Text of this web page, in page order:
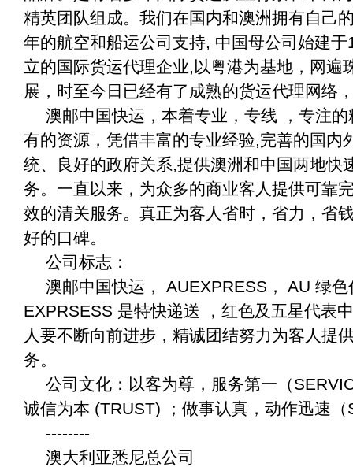
精英团队组成。我们在国内和澳洲拥有自己
年的航空和船运公司支持, 中国母公司始建
立的国际货运代理企业,以粤港为基地，网遍
展，时至今日已经有了成熟的货运代理网络
澳邮中国快运，本着专业，专线 ，专注
有的资源，凭借丰富的专业经验,完善的国内
统、良好的政府关系,提供澳洲和中国两地快
务。一直以来，为众多的商业客人提供可靠
效的清关服务。真正为客人省时，省力，省
好的口碑。
公司标志：
澳邮中国快运， AUEXPRESS， AU 绿
EXPRSESS 是特快递送 ，红色及五星代表
人要不断向前进步，精诚团结努力为客人提
务。
公司文化：以客为尊，服务第一（
诚信为本 (TRUST) ；做事认真，动作迅速（
--------
澳大利亚悉尼总公司